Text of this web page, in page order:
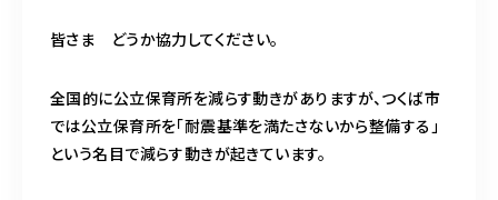
皆さま どうか協力してください。
全国的に公立保育所を減らす動きがありますが、つくば市
では公立保育所を「耐震基準を満たさないから整備する」
という名目で減らす動きが起きています。
クライエント様
専用ページ